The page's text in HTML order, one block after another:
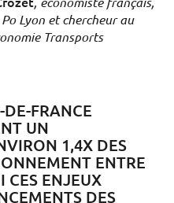
Lyon et chercheur au
Transports
DE-FRANCE
UN
1,4X DES
ENTRE
CES ENJEUX
DES